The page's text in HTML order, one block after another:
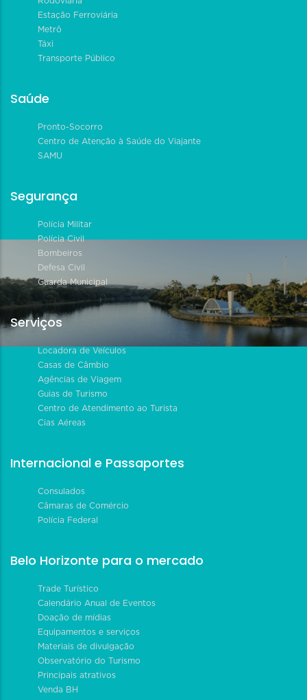
Estação Ferroviária
Metrô
Táxi
Transporte Público
Saúde
Pronto-Socorro
Centro de Atenção à Saúde do Viajante
SAMU
Segurança
Polícia Militar
Polícia Civil
Bombeiros
Defesa Civil
Guarda Municipal
Serviços
Locadora de Veículos
Casas de Câmbio
Agências de Viagem
Guias de Turismo
Centro de Atendimento ao Turista
Cias Aéreas
Internacional e Passaportes
Consulados
Câmaras de Comércio
Polícia Federal
Belo Horizonte para o mercado
Trade Turístico
Calendário Anual de Eventos
Doação de mídias
Equipamentos e serviços
Materiais de divulgação
Observatório do Turismo
Principais atrativos
Venda BH